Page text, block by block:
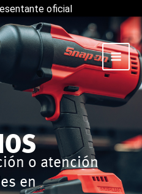
oficial
o atención
en